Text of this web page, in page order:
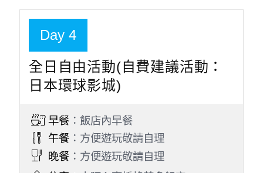
今日加贈：大阪市營地下鐵一日券，由旅遊達人
（導遊）帶領遊玩，此券為贈送如不使用，恕無法
退費，不便之處敬請見諒。
市營地下鐵行程設定：以行程表上設定路線為準，
若不想跟隨達人（導遊）帶領的路線，敬請取票後
市營地下鐵一日券使用說明：傳統紙本券，自票券
投入自動剪票口（第一次進站）開始，有效時間為
當日營運時間內有效。